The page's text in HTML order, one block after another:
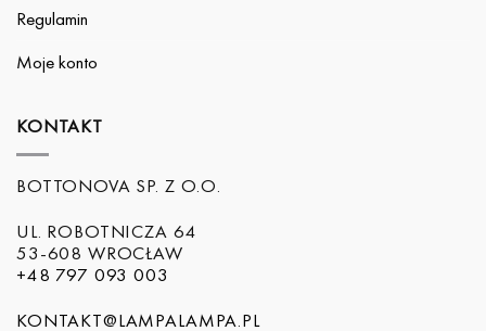
Regulamin
Moje konto
KONTAKT
BOTTONOVA SP. Z O.O.
UL. ROBOTNICZA 64
53-608 WROCŁAW
+48 797 093 003
KONTAKT@LAMPALAMPA.PL